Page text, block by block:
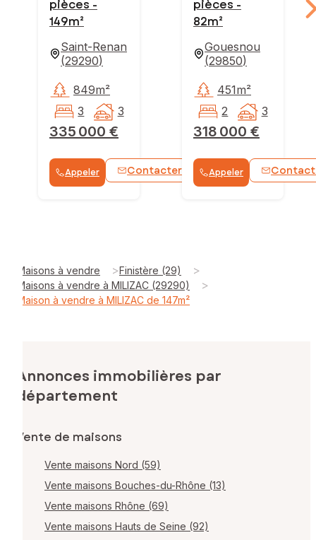
pièces -
149m²
Saint-Renan
(29290)
335 000 €
849m²
3
3
Appeler Contacter WhatsApp
pièces -
82m²
Gouesnou
(29850)
318 000 €
451m²
2
3
Appeler
Maisons à vendre >Finistère (29) >
Maisons à vendre à MILIZAC (29290) >
Maison à vendre à MILIZAC de 147m²
Annonces immobilières par
département
Vente de maisons
Vente maisons Nord (59)
Vente maisons Bouches-du-Rhône (13)
Vente maisons Rhône (69)
Vente maisons Hauts de Seine (92)